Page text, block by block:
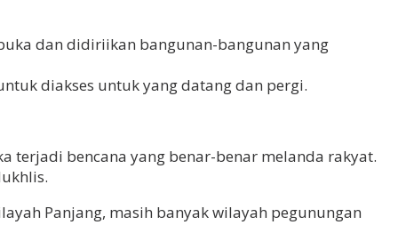
dan didiriikan bangunan-bangunan yang
diakses untuk yang datang dan pergi.
terjadi bencana yang benar-benar melanda rakyat.
Panjang, masih banyak wilayah pegunungan